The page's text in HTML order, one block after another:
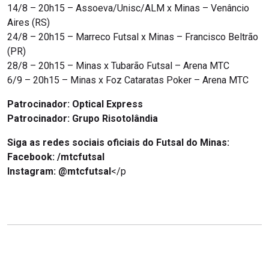
14/8 – 20h15 – Assoeva/Unisc/ALM x Minas – Venâncio
Aires (RS)
24/8 – 20h15 – Marreco Futsal x Minas – Francisco Beltrão
(PR)
28/8 – 20h15 – Minas x Tubarão Futsal – Arena MTC
6/9 – 20h15 – Minas x Foz Cataratas Poker – Arena MTC
Patrocinador: Optical Express
Patrocinador: Grupo Risotolândia
Siga as redes sociais oficiais do Futsal do Minas:
Facebook: /mtcfutsal
Instagram: @mtcfutsal</p